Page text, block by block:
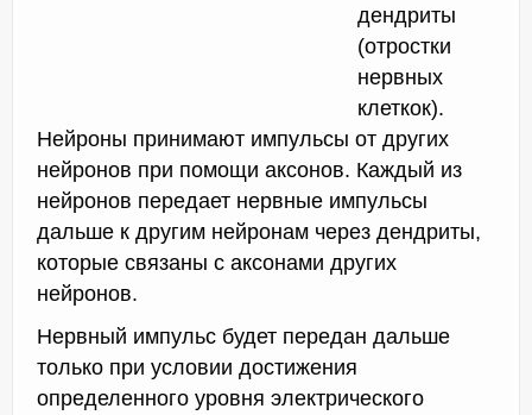
дендриты
(отростки
нервных
клеткок).
Нейроны принимают импульсы от других
нейронов при помощи аксонов. Каждый из
нейронов передает нервные импульсы
дальше к другим нейронам через дендриты,
которые связаны с аксонами других
нейронов.
Нервный импульс будет передан дальше
только при условии достижения
определенного уровня электрического